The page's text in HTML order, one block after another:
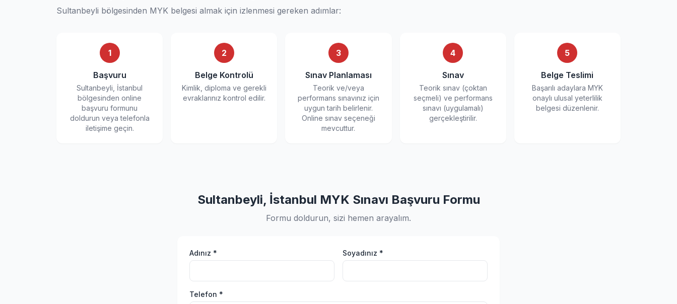
Sultanbeyli bölgesinden MYK belgesi almak için izlenmesi gereken adımlar:
1
Başvuru
Sultanbeyli, İstanbul
bölgesinden online
başvuru formunu
doldurun veya telefonla
iletişime geçin.
2
Belge Kontrolü
Kimlik, diploma ve gerekli
evraklarınız kontrol edilir.
3
Sınav Planlaması
Teorik ve/veya
performans sınavınız için
uygun tarih belirlenir.
Online sınav seçeneği
mevcuttur.
4
Sınav
Teorik sınav (çoktan
seçmeli) ve performans
sınavı (uygulamalı)
gerçekleştirilir.
5
Belge Teslimi
Başarılı adaylara MYK
onaylı ulusal yeterlilik
belgesi düzenlenir.
Sultanbeyli, İstanbul MYK Sınavı Başvuru Formu
Formu doldurun, sizi hemen arayalım.
Adınız * Soyadınız *
Telefon *